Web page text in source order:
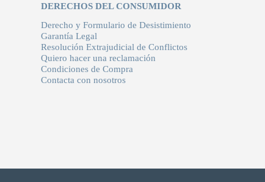
DERECHOS DEL CONSUMIDOR
Derecho y Formulario de Desistimiento
Garantía Legal
Resolución Extrajudicial de Conflictos
Quiero hacer una reclamación
Condiciones de Compra
Contacta con nosotros